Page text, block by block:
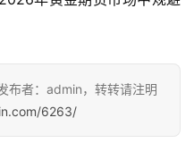
布者：admin，转转请注明
6263/